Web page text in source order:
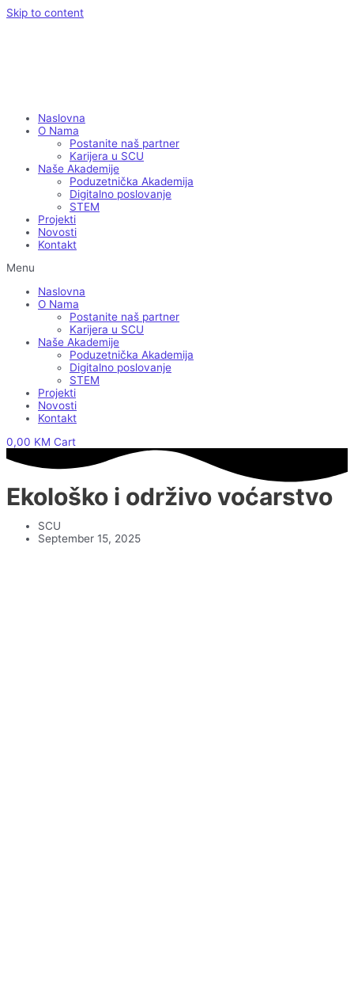
Skip to content
Naslovna
O Nama
Postanite naš partner
Karijera u SCU
Naše Akademije
Poduzetnička Akademija
Digitalno poslovanje
STEM
Projekti
Novosti
Kontakt
Menu
Naslovna
O Nama
Postanite naš partner
Karijera u SCU
Naše Akademije
Poduzetnička Akademija
Digitalno poslovanje
STEM
Projekti
Novosti
Kontakt
0,00 KM Cart
Ekološko i održivo voćarstvo
SCU
September 15, 2025